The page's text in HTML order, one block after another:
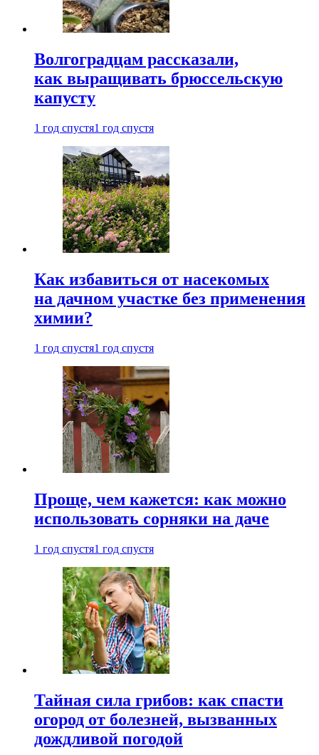
Волгоградцам рассказали,
как выращивать брюссельскую
капусту
1 год спустя1 год спустя
Как избавиться от насекомых
на дачном участке без применения
химии?
1 год спустя1 год спустя
Проще, чем кажется: как можно
использовать сорняки на даче
1 год спустя1 год спустя
Тайная сила грибов: как спасти
огород от болезней, вызванных
дождливой погодой